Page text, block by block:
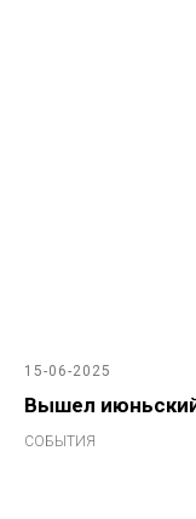
15-06-2025
Вышел
СОБЫТИЯ